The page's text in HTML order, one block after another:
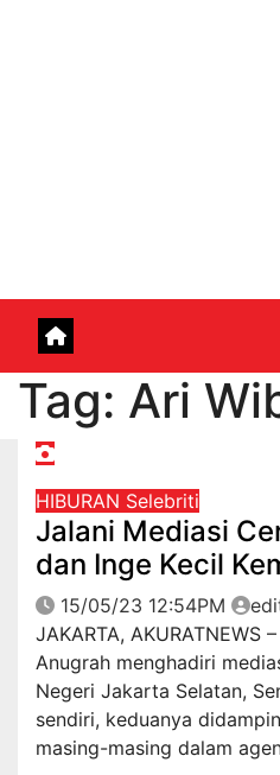
Tag: Ari
HIBURAN Selebriti
Jalani Mediasi
dan Inge Kecil
15/05/23 12:54PM
JAKARTA, AKURATNEWS
Anugrah menghadiri
Negeri Jakarta Selatan,
sendiri, keduanya
masing-masing dalam